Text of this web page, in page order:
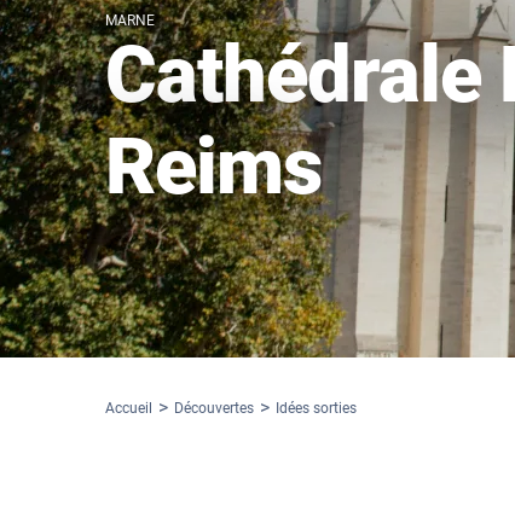
MARNE
Cathédrale
Reims
Accueil Découvertes Idées sorties